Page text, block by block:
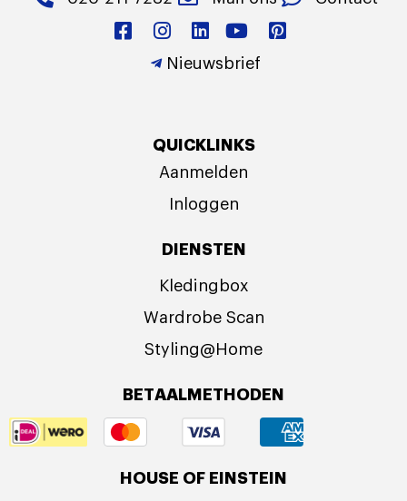
Nieuwsbrief
QUICKLINKS
Aanmelden
Inloggen
DIENSTEN
Kledingbox
Wardrobe Scan
Styling@Home
BETAALMETHODEN
HOUSE OF EINSTEIN